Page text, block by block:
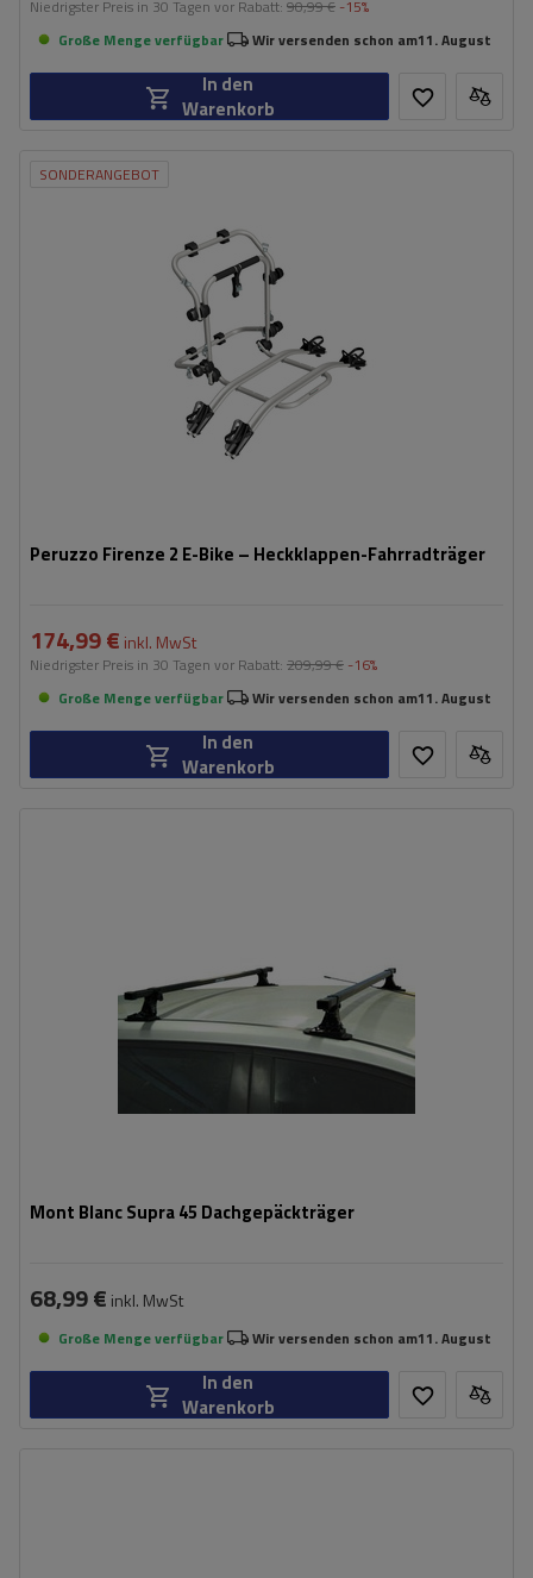
Niedrigster Preis in 30 Tagen vor Rabatt: 90,99 € -15%
Große Menge verfügbar
Wir versenden schon am11. August
In den
Warenkorb
SONDERANGEBOT
Peruzzo Firenze 2 E-Bike – Heckklappen-Fahrradträger
45 kg
kompatibel mit Elektrofahrrädern
Aluminiumkonstruktion
174,99 € inkl. MwSt
Niedrigster Preis in 30 Tagen vor Rabatt: 209,99 € -16%
Große Menge verfügbar
Wir versenden schon am11. August
In den
Warenkorb
Mont Blanc Supra 45 Dachgepäckträger
68,99 € inkl. MwSt
Große Menge verfügbar Wir versenden schon am11. August
In den
Warenkorb